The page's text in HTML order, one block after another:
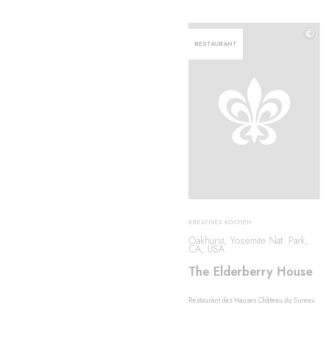
RESTAURANT
©
KREATIVES KOCHEN
Oakhurst, Yosemite Nat. Park,
CA, USA
The Elderberry House
Restaurant des Hauses Château du Sureau